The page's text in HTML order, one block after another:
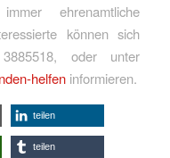
ehrenamtliche
können sich
oder unter
helfeninformieren.
teilen
teilen